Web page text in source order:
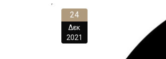
24
Δεκ
2021